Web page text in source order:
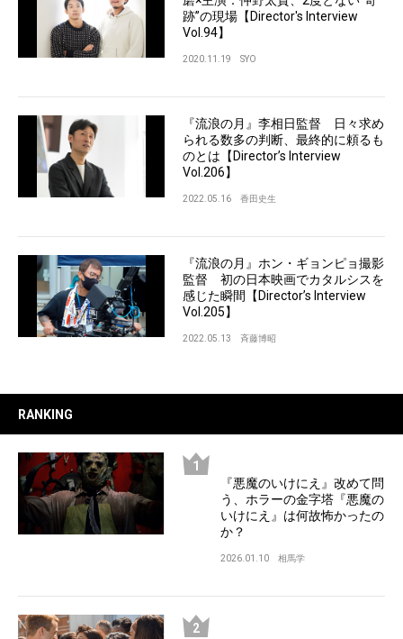
跡”の現場【Director's Interview
Vol.94】
2020.11.19 SYO
『流浪の月』李相日監督 日々求め
られる数多の判断、最終的に頼るも
のとは【Director’s Interview
Vol.206】
2022.05.16 香田史生
『流浪の月』ホン・ギョンピョ撮影
監督 初の日本映画でカタルシスを
感じた瞬間【Director’s Interview
Vol.205】
2022.05.13 斉藤博昭
RANKING
『悪魔のいけにえ』改めて問
う、ホラーの金字塔『悪魔の
いけにえ』は何故怖かったの
か？
2026.01.10 相馬学